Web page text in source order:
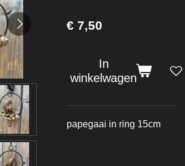
€ 7,50
In
winkelwagen
papegaai in ring 15cm